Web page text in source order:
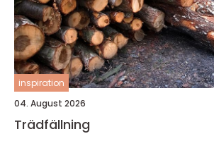
inspiration
04. August 2026
Trädfällning